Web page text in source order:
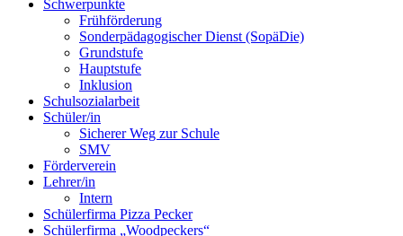
Schwerpunkte
Frühförderung
Sonderpädagogischer Dienst (SopäDie)
Grundstufe
Hauptstufe
Inklusion
Schulsozialarbeit
Schüler/in
Sicherer Weg zur Schule
SMV
Förderverein
Lehrer/in
Intern
Schülerfirma Pizza Pecker
Schülerfirma „Woodpeckers“